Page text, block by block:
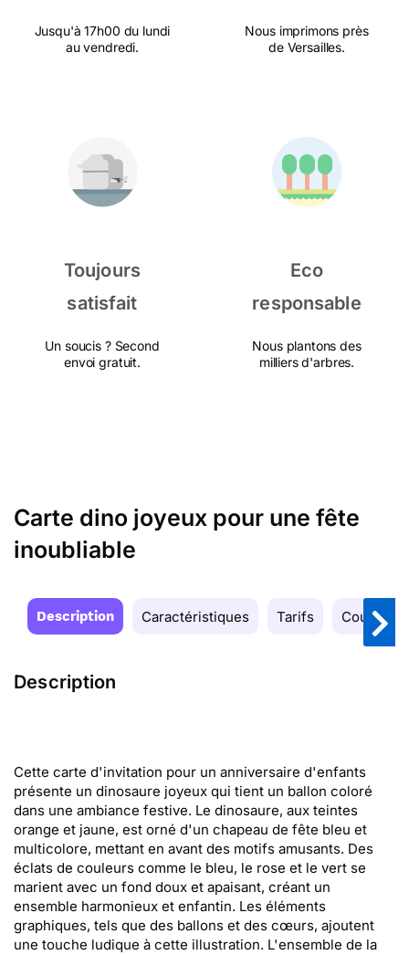
Jusqu'à 17h00 du lundi
au vendredi.
Nous imprimons près
de Versailles.
Toujours
satisfait
Un soucis ? Second
envoi gratuit.
Eco
responsable
Nous plantons des
milliers d'arbres.
Carte dino joyeux pour une fête
inoubliable
Description Caractéristiques Tarifs Couleurs
Description
Cette carte d'invitation pour un anniversaire d'enfants
présente un dinosaure joyeux qui tient un ballon coloré
dans une ambiance festive. Le dinosaure, aux teintes
orange et jaune, est orné d'un chapeau de fête bleu et
multicolore, mettant en avant des motifs amusants. Des
éclats de couleurs comme le bleu, le rose et le vert se
marient avec un fond doux et apaisant, créant un
ensemble harmonieux et enfantin. Les éléments
graphiques, tels que des ballons et des cœurs, ajoutent
une touche ludique à cette illustration. L'ensemble de la